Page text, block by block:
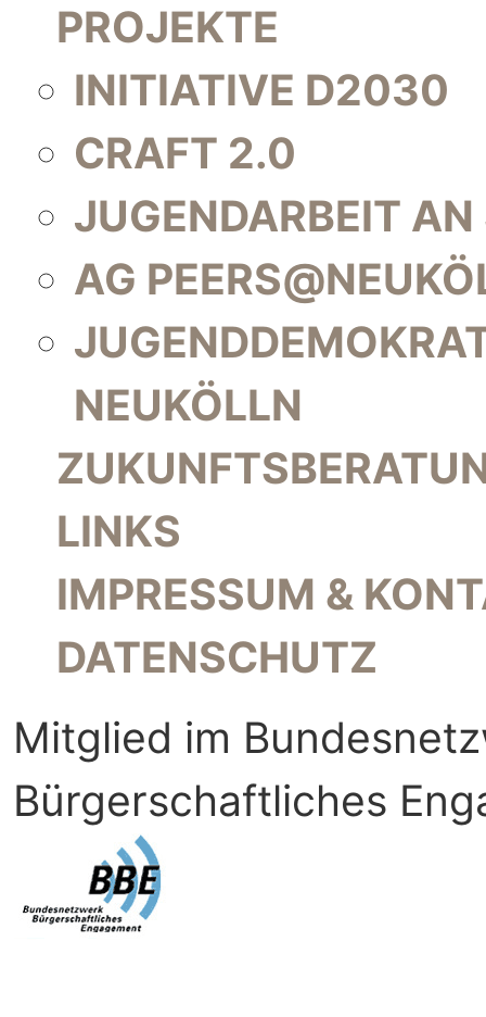
PROJEKTE
INITIATIVE D2030
CRAFT 2.0
JUGENDARBEIT
AG
NEUKÖLLN
LINKS
IMPRESSUM &
DATENSCHUTZ
Mitglied im
Bürgerschaftliches